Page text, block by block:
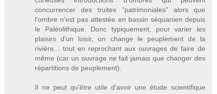
concurrencer des truites "patrimoniales" alors que
l'ombre n'est pas attestée en bassin séquanien depuis
le Paléolithique. Donc typiquement, pour varier les
plaisirs d'un loisir, on change le peuplement de la
rivière... tout en reprochant aux ouvrages de faire de
même (car un ouvrage ne fait jamais que changer des
répartitions de peuplement).
Il ne peut qu'être utile d'avoir une étude scientifique